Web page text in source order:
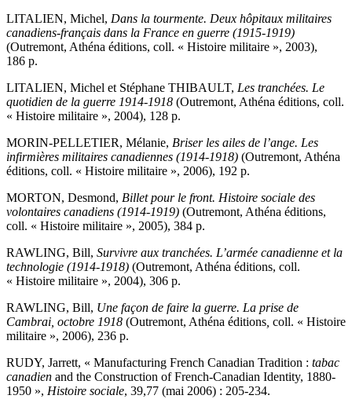
LITALIEN, Michel, Dans la tourmente. Deux hôpitaux militaires
canadiens-français dans la France en guerre (1915-1919)
(Outremont, Athéna éditions, coll. « Histoire militaire », 2003),
186 p.
LITALIEN, Michel et Stéphane THIBAULT, Les tranchées. Le
quotidien de la guerre 1914-1918 (Outremont, Athéna éditions, coll.
« Histoire militaire », 2004), 128 p.
MORIN-PELLETIER, Mélanie, Briser les ailes de l’ange. Les
infirmières militaires canadiennes (1914-1918) (Outremont, Athéna
éditions, coll. « Histoire militaire », 2006), 192 p.
MORTON, Desmond, Billet pour le front. Histoire sociale des
volontaires canadiens (1914-1919) (Outremont, Athéna éditions,
coll. « Histoire militaire », 2005), 384 p.
RAWLING, Bill, Survivre aux tranchées. L’armée canadienne et la
technologie (1914-1918) (Outremont, Athéna éditions, coll.
« Histoire militaire », 2004), 306 p.
RAWLING, Bill, Une façon de faire la guerre. La prise de
Cambrai, octobre 1918 (Outremont, Athéna éditions coll. « Histoire
militaire », 2006), 236 p.
RUDY, Jarrett, « Manufacturing French Canadian Tradition : tabac
canadien and the Construction of French-Canadian Identity, 1880-
1950 », Histoire sociale, 39,77 (mai 2006) : 205-234.